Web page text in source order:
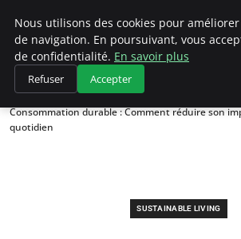
Climategatecountryclub.com
Accueil
Sustainable Living
Consommation durable : Comment réduire son
quotidien
SUSTAINABLE LIVING
Nous utilisons des cookies pour
de navigation. En poursuivant, vous
de confidentialité. En savoir plus
Refuser Accepter